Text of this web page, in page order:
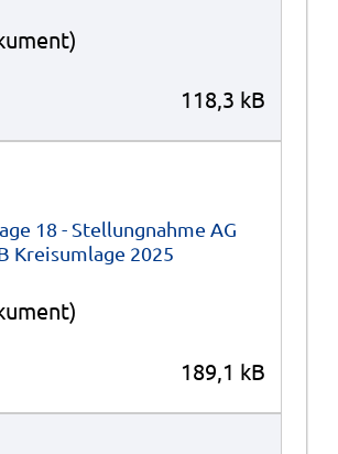
118,3 kB
18 - Stellungnahme AG
Kreisumlage 2025
189,1 kB